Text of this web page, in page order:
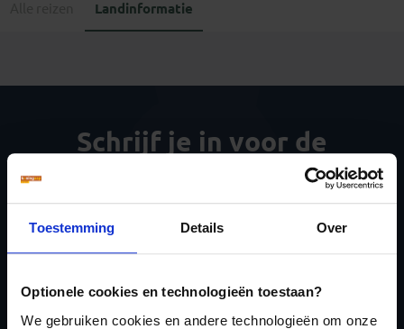
Toestemming Details Over
Optionele cookies en technologieën toestaan?
We gebruiken cookies en andere technologieën om onze
Landinformatie
Schrijf je in voor de